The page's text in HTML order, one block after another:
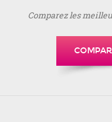
Comparez les